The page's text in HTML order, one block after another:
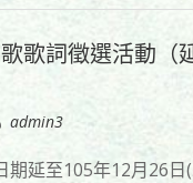
歌詞徵選活動（
admin3
延至105年12月26日(